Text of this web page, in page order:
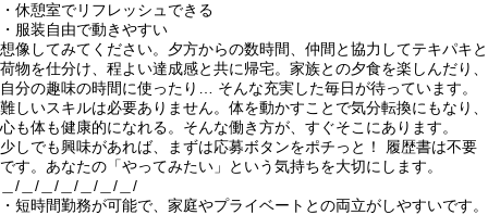
・休憩室でリフレッシュできる
・服装自由で動きやすい
想像してみてください。夕方からの数時間、仲間と協力してテキパキと
荷物を仕分け、程よい達成感と共に帰宅。家族との夕食を楽しんだり、
自分の趣味の時間に使ったり… そんな充実した毎日が待っています。
難しいスキルは必要ありません。体を動かすことで気分転換にもなり、
心も体も健康的になれる。そんな働き方が、すぐそこにあります。
少しでも興味があれば、まずは応募ボタンをポチっと！ 履歴書は不要
です。あなたの「やってみたい」という気持ちを大切にします。
＿/＿/＿/＿/＿/＿/＿/
・短時間勤務が可能で、家庭やプライベートとの両立がしやすいです。